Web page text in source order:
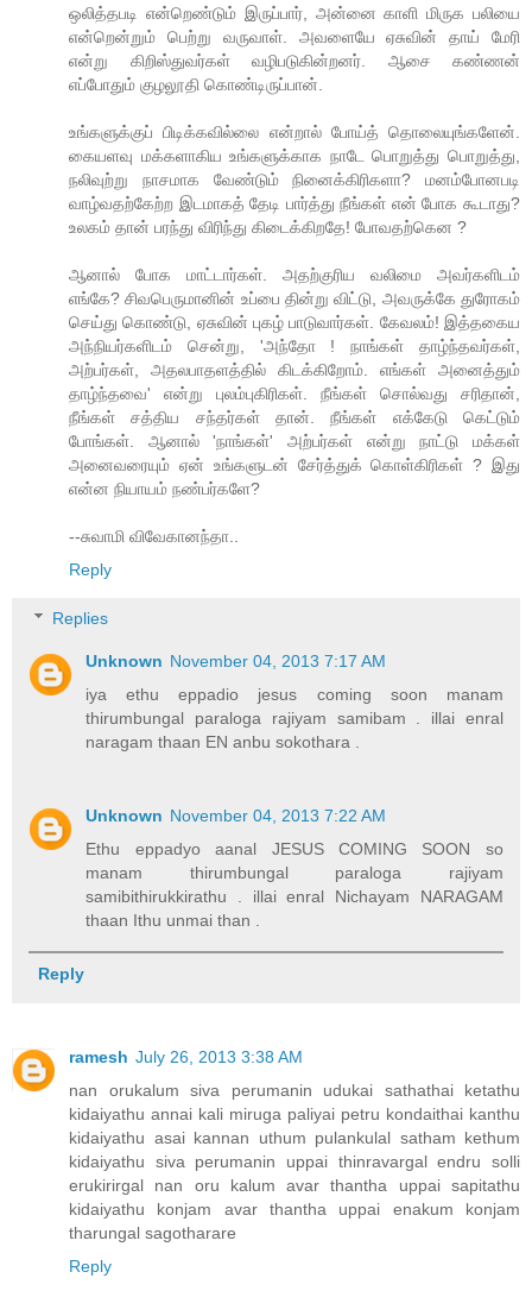
ஒலித்தபடி என்றெண்டும் இருப்பார், அன்னை காளி மிருக பலியை
என்றென்றும் பெற்று வருவாள். அவளையே ஏசுவின் தாய் மேரி
என்று கிறிஸ்துவர்கள் வழிபடுகின்றனர். ஆசை கண்ணன்
எப்போதும் குழலூதி கொண்டிருப்பான்.
உங்களுக்குப் பிடிக்கவில்லை என்றால் போய்த் தொலையுங்களேன்.
கையளவு மக்களாகிய உங்களுக்காக நாடே பொறுத்து பொறுத்து,
நலிவுற்று நாசமாக வேண்டும் நினைக்கிரிகளா? மனம்போனபடி
வாழ்வதற்கேற்ற இடமாகத் தேடி பார்த்து நீங்கள் என் போக கூடாது?
உலகம் தான் பரந்து விரிந்து கிடைக்கிறதே! போவதற்கென ?
ஆனால் போக மாட்டார்கள். அதற்குரிய வலிமை அவர்களிடம்
எங்கே? சிவபெருமானின் உப்பை தின்று விட்டு, அவருக்கே துரோகம்
செய்து கொண்டு, ஏசுவின் புகழ் பாடுவார்கள். கேவலம்! இத்தகைய
அந்நியர்களிடம் சென்று, 'அந்தோ ! நாங்கள் தாழ்ந்தவர்கள்,
அற்பர்கள், அதலபாதளத்தில் கிடக்கிறோம். எங்கள் அனைத்தும்
தாழ்ந்தவை' என்று புலம்புகிரிகள். நீங்கள் சொல்வது சரிதான்,
நீங்கள் சத்திய சந்தர்கள் தான். நீங்கள் எக்கேடு கெட்டும்
போங்கள். ஆனால் 'நாங்கள்' அற்பர்கள் என்று நாட்டு மக்கள்
அனைவரையும் ஏன் உங்களுடன் சேர்த்துக் கொள்கிரிகள் ? இது
என்ன நியாயம் நண்பர்களே?
--சுவாமி விவேகானந்தா..
Reply
Replies
Unknown November 04, 2013 7:17 AM
iya ethu eppadio jesus coming soon manam
thirumbungal paraloga rajiyam samibam . illai enral
naragam thaan EN anbu sokothara .
Unknown November 04, 2013 7:22 AM
Ethu eppadyo aanal JESUS COMING SOON so
manam thirumbungal paraloga rajiyam
samibithirukkirathu . illai enral Nichayam NARAGAM
thaan Ithu unmai than .
Reply
ramesh July 26, 2013 3:38 AM
nan orukalum siva perumanin udukai sathathai ketathu
kidaiyathu annai kali miruga paliyai petru kondaithai kanthu
kidaiyathu asai kannan uthum pulankulal satham kethum
kidaiyathu siva perumanin uppai thinravargal endru solli
erukirirgal nan oru kalum avar thantha uppai sapitathu
kidaiyathu konjam avar thantha uppai enakum konjam
tharungal sagotharare
Reply